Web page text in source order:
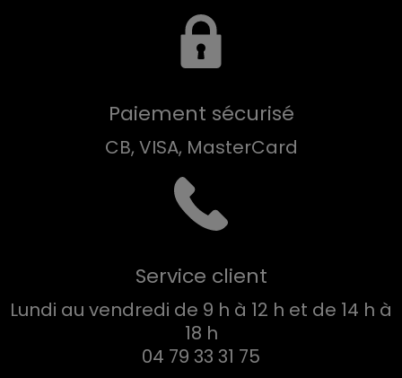
Paiement sécurisé
CB, VISA, MasterCard
Service client
Lundi au vendredi de 9 h à 12 h et de 14 h à
18 h
04 79 33 31 75